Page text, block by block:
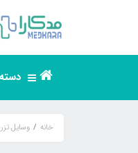
خانه وسایل